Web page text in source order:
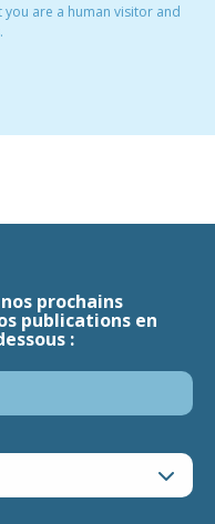
are a human visitor and
prochains
publications en
: